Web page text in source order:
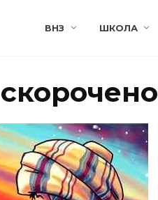
ВНЗ ШКОЛА